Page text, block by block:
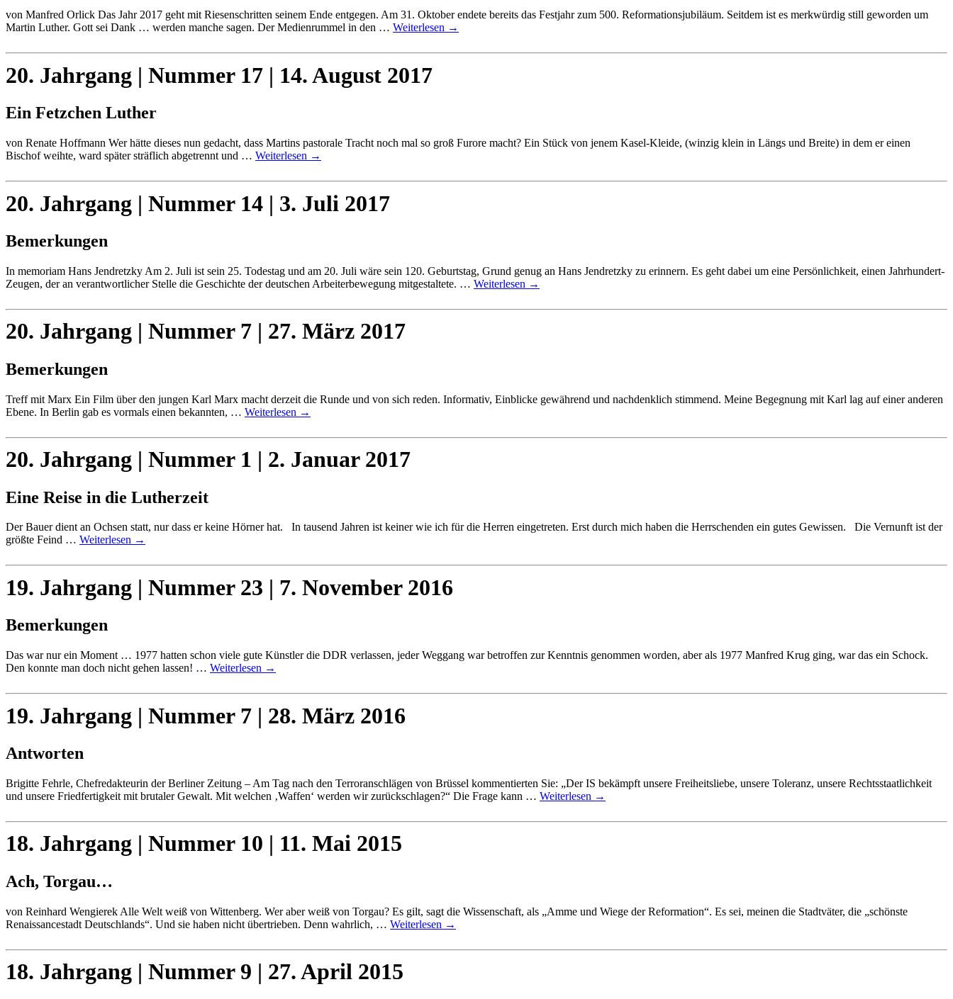
von Manfred Orlick Das Jahr 2017 geht mit Riesenschritten seinem Ende entgegen. Am 31. Oktober endete bereits das Festjahr zum 500. Reformationsjubiläum. Seitdem ist es merkwürdig still geworden um
Martin Luther. Gott sei Dank … werden manche sagen. Der Medienrummel in den … Weiterlesen →
20. Jahrgang | Nummer 17 | 14. August 2017
Ein Fetzchen Luther
von Renate Hoffmann Wer hätte dieses nun gedacht, dass Martins pastorale Tracht noch mal so groß Furore macht? Ein Stück von jenem Kasel-Kleide, (winzig klein in Längs und Breite) in dem er einen
Bischof weihte, ward später sträflich abgetrennt und … Weiterlesen →
20. Jahrgang | Nummer 14 | 3. Juli 2017
Bemerkungen
In memoriam Hans Jendretzky Am 2. Juli ist sein 25. Todestag und am 20. Juli wäre sein 120. Geburtstag, Grund genug an Hans Jendretzky zu erinnern. Es geht dabei um eine Persönlichkeit, einen Jahrhundert-
Zeugen, der an verantwortlicher Stelle die Geschichte der deutschen Arbeiterbewegung mitgestaltete. … Weiterlesen →
20. Jahrgang | Nummer 7 | 27. März 2017
Bemerkungen
Treff mit Marx Ein Film über den jungen Karl Marx macht derzeit die Runde und von sich reden. Informativ, Einblicke gewährend und nachdenklich stimmend. Meine Begegnung mit Karl lag auf einer anderen
Ebene. In Berlin gab es vormals einen bekannten, … Weiterlesen →
20. Jahrgang | Nummer 1 | 2. Januar 2017
Eine Reise in die Lutherzeit
Der Bauer dient an Ochsen statt, nur dass er keine Hörner hat. In tausend Jahren ist keiner wie ich für die Herren eingetreten. Erst durch mich haben die Herrschenden ein gutes Gewissen. Die Vernunft ist der
größte Feind … Weiterlesen →
19. Jahrgang | Nummer 23 | 7. November 2016
Bemerkungen
Das war nur ein Moment … 1977 hatten schon viele gute Künstler die DDR verlassen, jeder Weggang war betroffen zur Kenntnis genommen worden, aber als 1977 Manfred Krug ging, war das ein Schock.
Den konnte man doch nicht gehen lassen! … Weiterlesen →
19. Jahrgang | Nummer 7 | 28. März 2016
Antworten
Brigitte Fehrle, Chefredakteurin der Berliner Zeitung – Am Tag nach den Terroranschlägen von Brüssel kommentierten Sie: „Der IS bekämpft unsere Freiheitsliebe, unsere Toleranz, unsere Rechtsstaatlichkeit
und unsere Friedfertigkeit mit brutaler Gewalt. Mit welchen ‚Waffen‘ werden wir zurückschlagen?“ Die Frage kann … Weiterlesen →
18. Jahrgang | Nummer 10 | 11. Mai 2015
Ach, Torgau…
von Reinhard Wengierek Alle Welt weiß von Wittenberg. Wer aber weiß von Torgau? Es gilt, sagt die Wissenschaft, als „Amme und Wiege der Reformation“. Es sei, meinen die Stadtväter, die „schönste
Renaissancestadt Deutschlands“. Und sie haben nicht übertrieben. Denn wahrlich, … Weiterlesen →
18. Jahrgang | Nummer 9 | 27. April 2015